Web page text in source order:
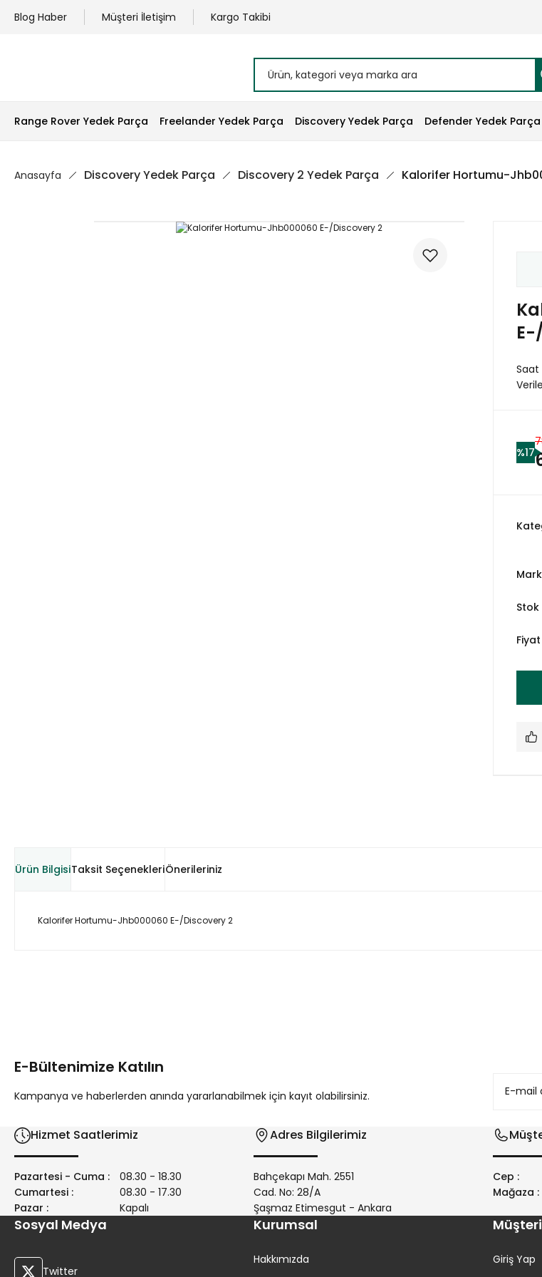
Blog Haber Müşteri İletişim Kargo Takibi
Range Rover Yedek Parça Freelander Yedek Parça Discovery Yedek Parça Defender Yedek Parça
Anasayfa Discovery Yedek Parça Discovery 2 Yedek Parça Kalorifer Hortumu-
Saat
%17
Fiyat
Ürün BilgisiTaksit SeçenekleriÖnerileriniz
Kalorifer Hortumu-Jhb000060 E-/Discovery 2
Ürün bilgilerinde hatalar bulunuyor.
E-Bültenimize Katılın
Kampanya ve haberlerden anında yararlanabilmek için kayıt olabilirsiniz.
Hizmet Saatlerimiz
Pazartesi - Cuma :
08.30 - 18.30
Cumartesi :
08.30 - 17.30
Pazar :
Kapalı
Adres Bilgilerimiz
Bahçekapı Mah. 2551
Cad. No: 28/A
Şaşmaz Etimesgut - Ankara
Cep :
Mağaza :
Sosyal Medya
Twitter
Kurumsal
Hakkımızda Giriş Yap